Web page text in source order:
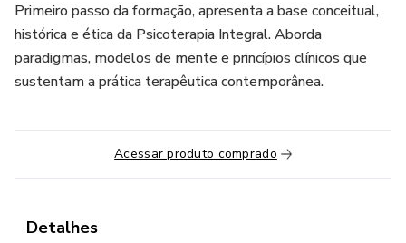
Primeiro passo da formação, apresenta a base conceitual,
histórica e ética da Psicoterapia Integral. Aborda
paradigmas, modelos de mente e princípios clínicos que
sustentam a prática terapêutica contemporânea.
Acessar produto comprado
Detalhes